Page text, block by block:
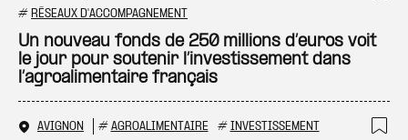
# RÉSEAUX D'ACCOMPAGNEMENT
Un nouveau fonds de 250 millions d’euros voit
le jour pour soutenir l’investissement dans
l’agroalimentaire français
AVIGNON # AGROALIMENTAIRE # INVESTISSEMENT